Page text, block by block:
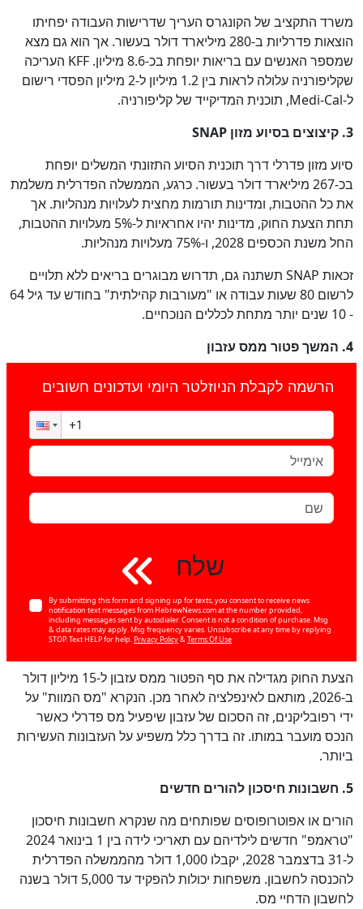
משרד התקציב של הקונגרס העריך שדרישות העבודה יפחיתו
הוצאות פדרליות ב-280 מיליארד דולר בעשור. אך הוא גם מצא
שמספר האנשים עם בריאות יופחת בכ-8.6 מיליון. KFF העריכה
שקליפורניה עלולה לראות בין 1.2 מיליון ל-2 מיליון הפסדי רישום
ל-Medi-Cal, תוכנית המדיקייד של קליפורניה.
3. קיצוצים בסיוע מזון SNAP
סיוע מזון פדרלי דרך תוכנית הסיוע התזונתי המשלים יופחת
בכ-267 מיליארד דולר בעשור. כרגע, הממשלה הפדרלית משלמת
את כל ההטבות, ומדינות תורמות מחצית לעלויות מנהליות. אך
תחת הצעת החוק, מדינות יהיו אחראיות ל-5% מעלויות ההטבות,
החל משנת הכספים 2028, ו-75% מעלויות מנהליות.
זכאות SNAP תשתנה גם, תדרוש מבוגרים בריאים ללא תלויים
לרשום 80 שעות עבודה או "מעורבות קהילתית" בחודש עד גיל 64
- 10 שנים יותר מתחת לכללים הנוכחיים.
4. המשך פטור ממס עזבון
הרשמה לקבלת הניוזלטר היומי ועדכונים חשובים
שלח
By submitting this form and signing up for texts, you consent to receive news
notification text messages from HebrewNews.com at the number provided,
including messages sent by autodialer. Consent is not a condition of purchase. Msg
& data rates may apply. Msg frequency varies. Unsubscribe at any time by replying
STOP. Text HELP for help.Privacy Policy&Terms Of Use
הצעת החוק מגדילה את סף הפטור ממס עזבון ל-15 מיליון דולר
ב-2026, מותאם לאינפלציה לאחר מכן. הנקרא "מס המוות" על
ידי רפובליקנים, זה הסכום של עזבון שיפעיל מס פדרלי כאשר
הנכס מועבר במותו. זה בדרך כלל משפיע על העזבונות העשירות
ביותר.
5. חשבונות חיסכון להורים חדשים
הורים או אפוטרופוסים שפותחים מה שנקרא חשבונות חיסכון
"טראמפ" חדשים לילדיהם עם תאריכי לידה בין 1 בינואר 2024
ל-31 בדצמבר 2028, יקבלו 1,000 דולר מהממשלה הפדרלית
להכנסה לחשבון. משפחות יכולות להפקיד עד 5,000 דולר בשנה
לחשבון הדחיי מס.